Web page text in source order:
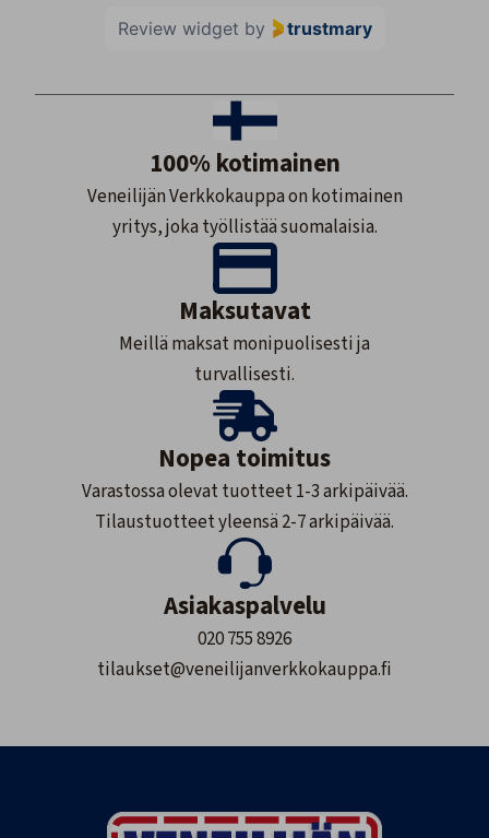
Review widget by trustmary
100% kotimainen
Veneilijän Verkkokauppa on kotimainen
yritys, joka työllistää suomalaisia.
Maksutavat
Meillä maksat monipuolisesti ja
turvallisesti.
Nopea toimitus
Varastossa olevat tuotteet 1-3 arkipäivää.
Tilaustuotteet yleensä 2-7 arkipäivää.
Asiakaspalvelu
020 755 8926
tilaukset@veneilijanverkkokauppa.fi